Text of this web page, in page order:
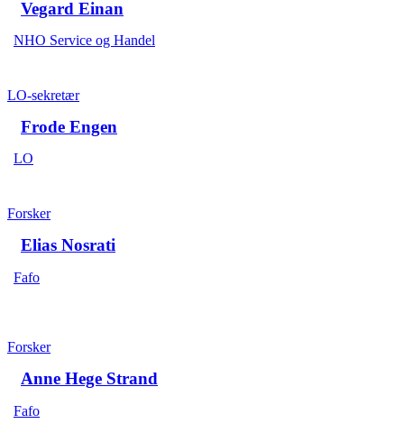
Vegard Einan
NHO Service og Handel
LO-sekretær
Frode Engen
LO
Forsker
Elias Nosrati
Fafo
Forsker
Anne Hege Strand
Fafo